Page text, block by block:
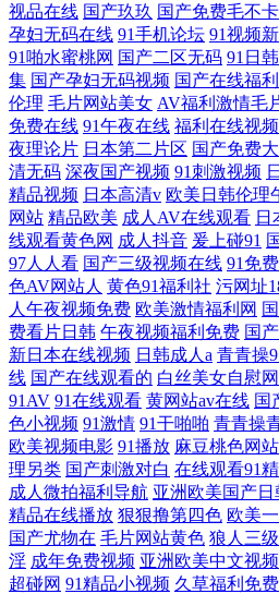
视品在线 国产玖玖 国产免费毛不
孕妇无码在线 91手机论坛 91视频
91啪水蜜桃网 国产二区无码 91日
集 国产孕妇无码视频 国产在线福利
伦理 毛片网站美女 AV福利激情毛
免费在线 91午夜在线 福利在线视
夜理论片 日本第二片区 国产免费
清无码 深夜国产视频 91刺激视频
精品视频 日本高清v 欧美日韩伦理
网站 精品欧美 成人AV在线观看 日
线观看黄色网 成人抖音 爰上碰91
97人人看 国产三级视频在线 91免
色AV网站人 黄色91福利社 污网址
人午夜视频免费 欧美激情福利网
费看片日韩 午夜视频福利免费 国
新日本在线视频 日韩成人a 青青操
线 国产在线观看的 白丝美女自慰
91AV 91在线观看 黄网站av在线 国
色小视频 91激情 91干啪啪 青青操
欧美视频电影 91播放 麻豆桃色网站
理另类 国产刺激对白 在线观看91
成人微拍福利导航 亚洲欧美国产日
精品在线播放 狠狠撸第四色 欧美
国产尤物在 毛片网站黄色 狼人三
淫 成年免费视频 亚洲欧美中文视频
超碰网 91精品小视频 久草福利免